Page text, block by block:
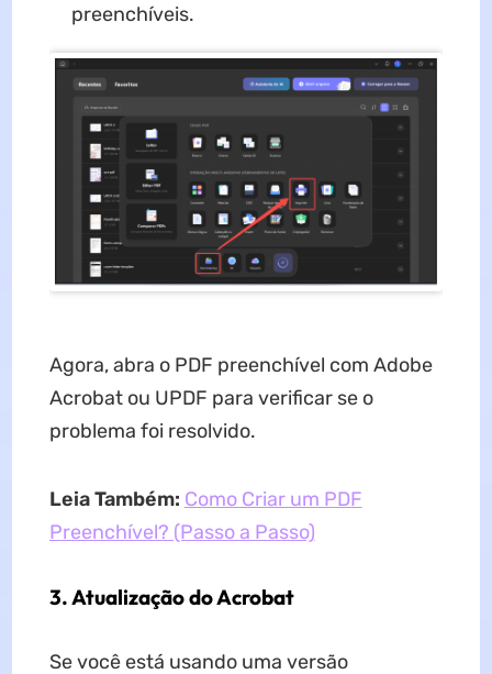
preenchíveis.
Agora, abra o PDF preenchível com Adobe
Acrobat ou UPDF para verificar se o
problema foi resolvido.
Leia Também: Como Criar um PDF
Preenchível? (Passo a Passo)
3. Atualização do Acrobat
Se você está usando uma versão